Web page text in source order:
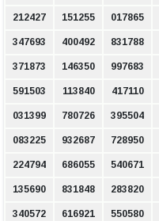
212427 151255 017865
347693 400492 831788
371873 146350 997683
591503 113840 417110
031399 780726 395504
083225 932687 728950
224794 686055 540671
135690 831848 283820
340572 616921 550580